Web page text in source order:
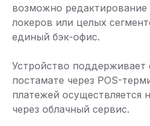
возможно
локеров или целых
единый бэк-офис.
Устройство поддерживает
постамате через POS-
платежей осуществляется
через облачный сервис.